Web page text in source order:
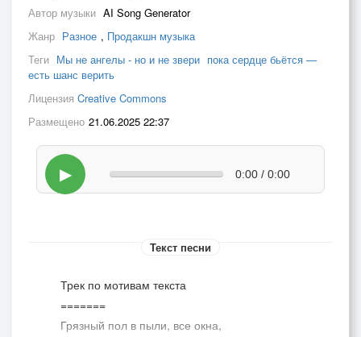
Автор музыки AI Song Generator
Жанр Разное , Продакшн музыка
Теги Мы не ангелы - но и не звери пока сердце бьётся —
есть шанс верить
Лицензия Creative Commons
Размещено 21.06.2025 22:37
▶ 0:00 / 0:00
Текст песни
Трек по мотивам текста
=======
Грязный пол в пыли, все окна,